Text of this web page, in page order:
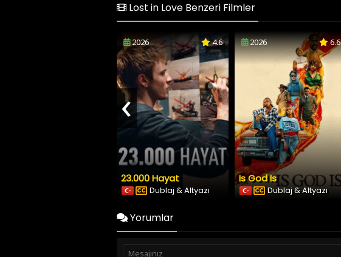
Lost in Love Benzeri Filmler
2026 4.6
23.000 Hayat
Dublaj & Altyazı
2026 6.6
Is God Is
Dublaj & Altyazı
‹
Yorumlar